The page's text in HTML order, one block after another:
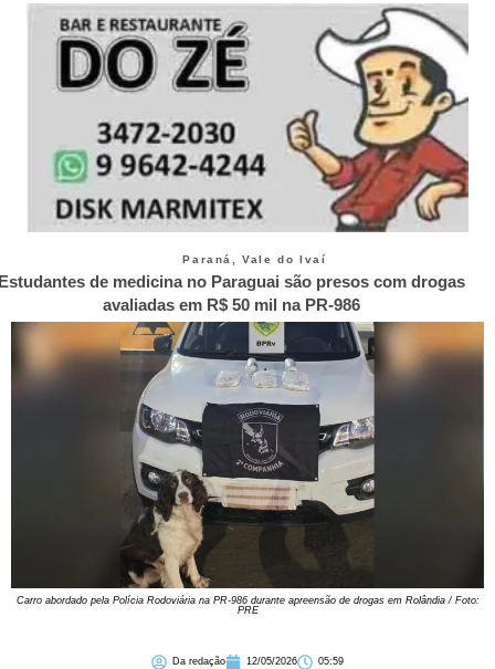
Paraná ,Vale do Ivaí
de medicina no Paraguai são presos com drogas
avaliadas em R$ 50 mil na PR-986
Carro abordado pela Polícia Rodoviária na PR-986 durante apreensão de drogas em Rolândia / Foto:
PRE
Da redação 12/05/2026 05:59